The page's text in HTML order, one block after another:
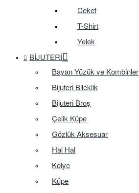
Ceket
T-Shirt
Yelek
BIJUTERI
Bayan Yüzük ve Kombinler
Bijuteri Bileklik
Bijuteri Broş
Çelik Küpe
Gözlük Aksesuar
Hal Hal
Kolye
Küpe